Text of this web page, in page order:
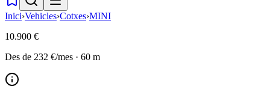
Inici›Vehicles›Cotxes›MINI
10.900 €
Des de 232 €/mes · 60 m